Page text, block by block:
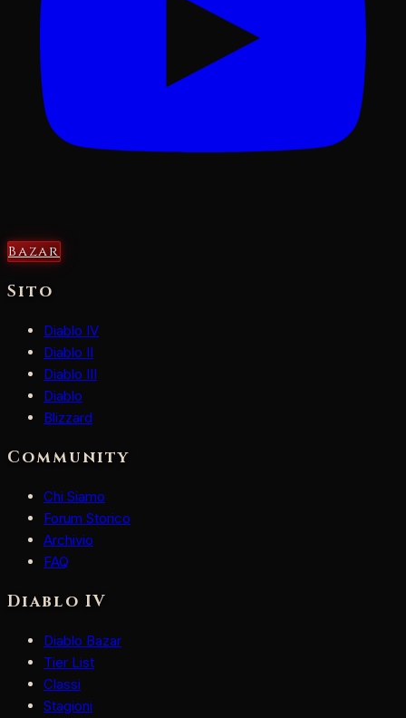
Bazar
Sito
Diablo IV
Diablo II
Diablo III
Diablo
Blizzard
Community
Chi Siamo
Forum Storico
Archivio
FAQ
Diablo IV
Diablo Bazar
Tier List
Classi
Stagioni